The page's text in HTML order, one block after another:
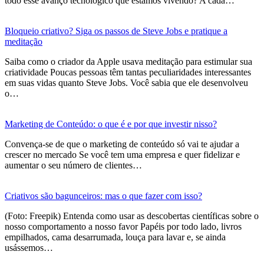
Bloqueio criativo? Siga os passos de Steve Jobs e pratique a
meditação
Saiba como o criador da Apple usava meditação para estimular sua
criatividade Poucas pessoas têm tantas peculiaridades interessantes
em suas vidas quanto Steve Jobs. Você sabia que ele desenvolveu
o…
Marketing de Conteúdo: o que é e por que investir nisso?
Convença-se de que o marketing de conteúdo só vai te ajudar a
crescer no mercado Se você tem uma empresa e quer fidelizar e
aumentar o seu número de clientes…
Criativos são bagunceiros: mas o que fazer com isso?
(Foto: Freepik) Entenda como usar as descobertas científicas sobre o
nosso comportamento a nosso favor Papéis por todo lado, livros
empilhados, cama desarrumada, louça para lavar e, se ainda
usássemos…